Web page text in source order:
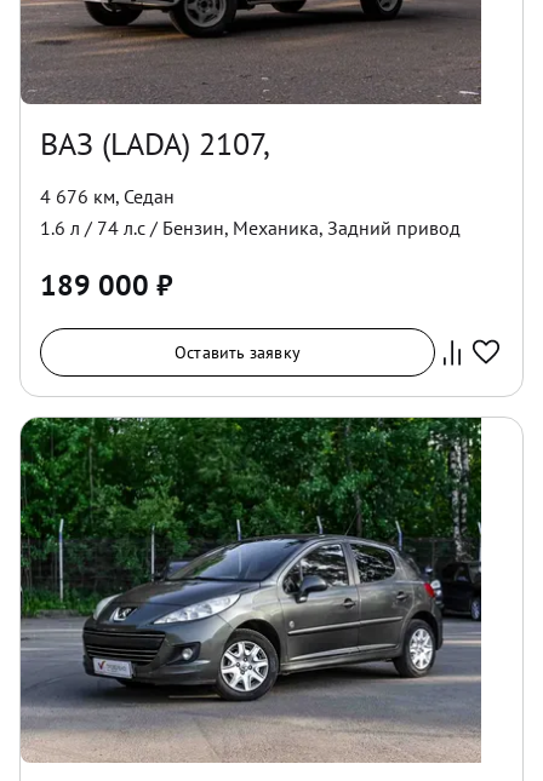
ВАЗ (LADA) 2107,
4 676 км, Седан
1.6 л / 74 л.с / Бензин, Механика, Задний привод
189 000 ₽
Оставить заявку